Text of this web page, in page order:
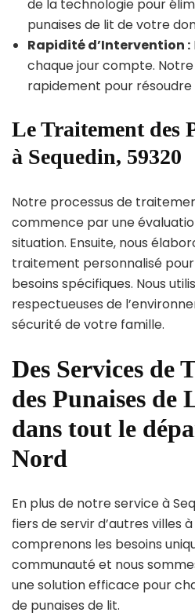
de la technologie pour
punaises de lit de votre
Rapidité d’Intervention :
chaque jour compte.
rapidement pour
Le Traitement des
à Sequedin, 59320
Notre processus de
commence par une
situation. Ensuite, nous
traitement personnalisé
besoins spécifiques. Nous
respectueuses de
sécurité de votre famille.
Des Services de
des Punaises
dans tout le
Nord
En plus de notre service à
fiers de servir d’autres villes
comprenons les besoins
communauté et nous
une solution efficace pour
de punaises de lit.